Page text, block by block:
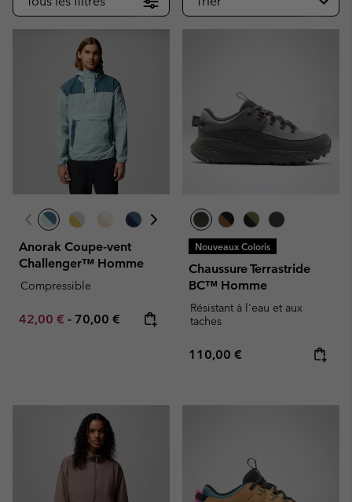
Anorak Coupe-vent
Challenger™ Homme
Compressible
Minimum sale price:
42,00 € - Maximum price:
70,00 €
Nouveaux Coloris
Chaussure Terrastride
BC™ Homme
Résistant à l'eau et aux
taches
Regular price:
110,00 €